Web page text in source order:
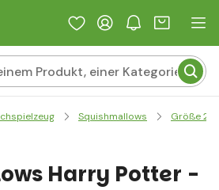
Squishmallows Größe
Harry Potter -